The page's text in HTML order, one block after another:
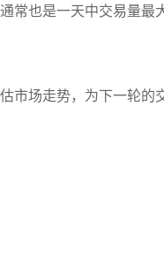
常也是一天中交易量最
市场走势，为下一轮的